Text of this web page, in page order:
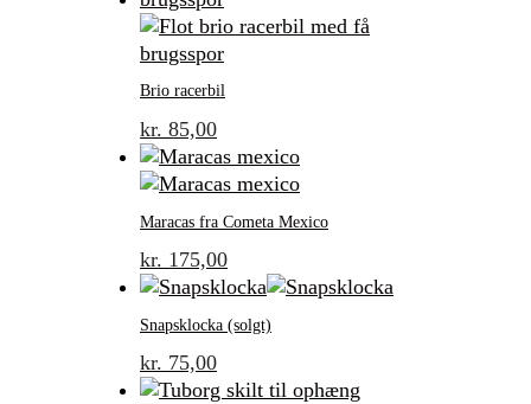
Brio racerbil
kr. 85,00
Maracas fra Cometa Mexico
kr. 175,00
Snapsklocka (solgt)
kr. 75,00